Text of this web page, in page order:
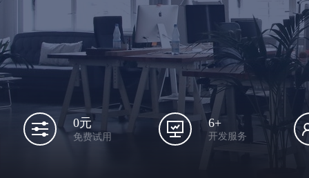
0元
免费试用
6+
开发服务